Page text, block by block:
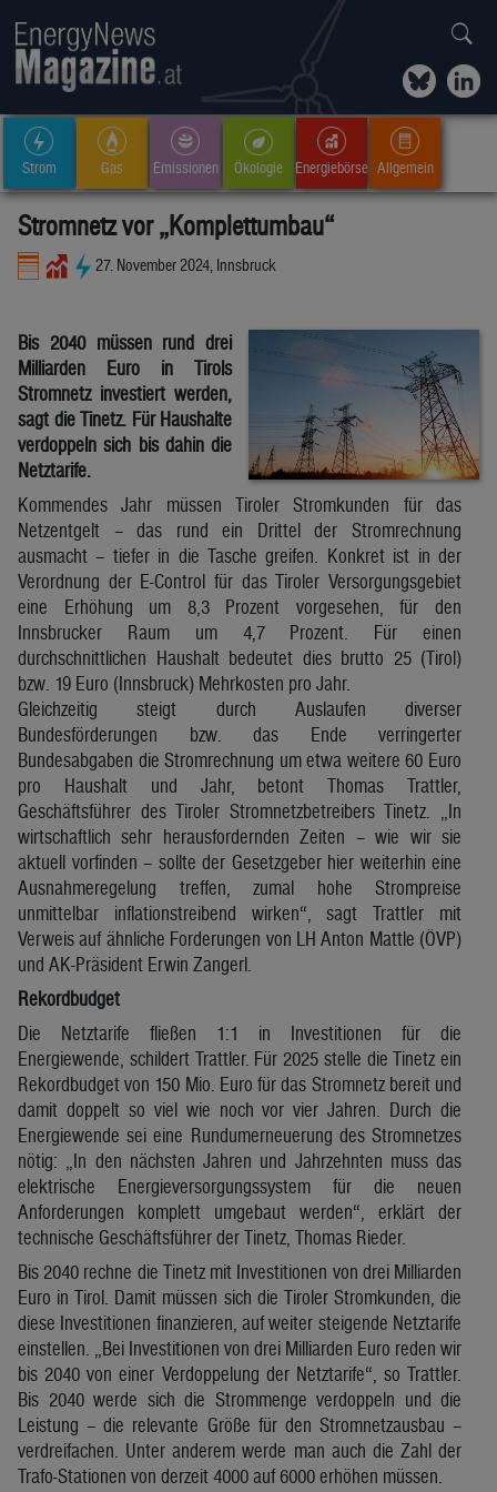
Strom Gas Emissionen Ökologie Energiebörse Allgemein
Stromnetz vor „Komplettumbau“
27. November 2024, Innsbruck
Bis 2040 müssen rund drei
Milliarden Euro in Tirols
Stromnetz investiert werden,
sagt die Tinetz. Für Haushalte
verdoppeln sich bis dahin die
Netztarife.
Kommendes Jahr müssen Tiroler Stromkunden für das
Netzentgelt – das rund ein Drittel der Stromrechnung
ausmacht – tiefer in die Tasche greifen. Konkret ist in der
Verordnung der E-Control für das Tiroler Versorgungsgebiet
eine Erhöhung um 8,3 Prozent vorgesehen, für den
Innsbrucker Raum um 4,7 Prozent. Für einen
durchschnittlichen Haushalt bedeutet dies brutto 25 (Tirol)
bzw. 19 Euro (Innsbruck) Mehrkosten pro Jahr.
Gleichzeitig steigt durch Auslaufen diverser
Bundesförderungen bzw. das Ende verringerter
Bundesabgaben die Stromrechnung um etwa weitere 60 Euro
pro Haushalt und Jahr, betont Thomas Trattler,
Geschäftsführer des Tiroler Stromnetzbetreibers Tinetz. „In
wirtschaftlich sehr herausfordernden Zeiten – wie wir sie
aktuell vorfinden – sollte der Gesetzgeber hier weiterhin eine
Ausnahmeregelung treffen, zumal hohe Strompreise
unmittelbar inflationstreibend wirken“, sagt Trattler mit
Verweis auf ähnliche Forderungen von LH Anton Mattle (ÖVP)
und AK-Präsident Erwin Zangerl.
Rekordbudget
Die Netztarife fließen 1:1 in Investitionen für die
Energiewende, schildert Trattler. Für 2025 stelle die Tinetz ein
Rekordbudget von 150 Mio. Euro für das Stromnetz bereit und
damit doppelt so viel wie noch vor vier Jahren. Durch die
Energiewende sei eine Rundumerneuerung des Stromnetzes
nötig: „In den nächsten Jahren und Jahrzehnten muss das
elektrische Energieversorgungssystem für die neuen
Anforderungen komplett umgebaut werden“, erklärt der
technische Geschäftsführer der Tinetz, Thomas Rieder.
Bis 2040 rechne die Tinetz mit Investitionen von drei Milliarden
Euro in Tirol. Damit müssen sich die Tiroler Stromkunden, die
diese Investitionen finanzieren, auf weiter steigende Netztarife
einstellen. „Bei Investitionen von drei Milliarden Euro reden wir
bis 2040 von einer Verdoppelung der Netztarife“, so Trattler.
Bis 2040 werde sich die Strommenge verdoppeln und die
Leistung – die relevante Größe für den Stromnetzausbau –
verdreifachen. Unter anderem werde man auch die Zahl der
Trafo-Stationen von derzeit 4000 auf 6000 erhöhen müssen.